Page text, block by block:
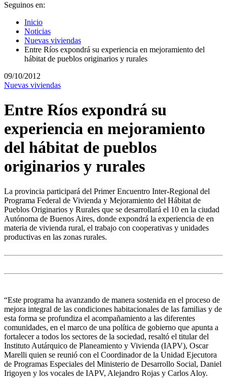
Seguinos en:
Inicio
Noticias
Nuevas viviendas
Entre Ríos expondrá su experiencia en mejoramiento del
hábitat de pueblos originarios y rurales
09/10/2012
Nuevas viviendas
Entre Ríos expondrá su
experiencia en mejoramiento
del hábitat de pueblos
originarios y rurales
La provincia participará del Primer Encuentro Inter-Regional del
Programa Federal de Vivienda y Mejoramiento del Hábitat de
Pueblos Originarios y Rurales que se desarrollará el 10 en la ciudad
Autónoma de Buenos Aires, donde expondrá la experiencia de en
materia de vivienda rural, el trabajo con cooperativas y unidades
productivas en las zonas rurales.
“Este programa ha avanzando de manera sostenida en el proceso de
mejora integral de las condiciones habitacionales de las familias y de
esta forma se profundiza el acompañamiento a las diferentes
comunidades, en el marco de una política de gobierno que apunta a
fortalecer a todos los sectores de la sociedad, resaltó el titular del
Instituto Autárquico de Planeamiento y Vivienda (IAPV), Oscar
Marelli quien se reunió con el Coordinador de la Unidad Ejecutora
de Programas Especiales del Ministerio de Desarrollo Social, Daniel
Irigoyen y los vocales de IAPV, Alejandro Rojas y Carlos Aloy.